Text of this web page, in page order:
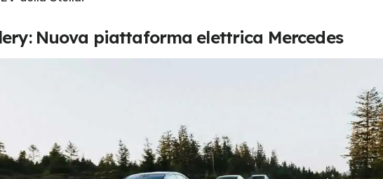
Nuova piattaforma elettrica Mercedes